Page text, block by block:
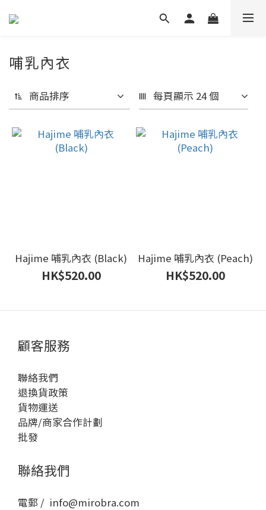
哺乳內衣
商品排序 每頁顯示 24 個
Hajime 哺乳內衣 (Black)
HK$520.00
Hajime 哺乳內衣 (Peach)
HK$520.00
顧客服務
聯絡我們
退換貨政策
貨物運送
品牌/商家合作計劃
批發
聯絡我們
電郵 / info@mirobra.com